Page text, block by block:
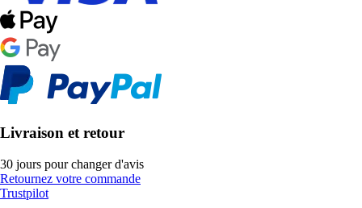
Livraison et retour
30 jours pour changer d'avis
Retournez votre commande
Trustpilot